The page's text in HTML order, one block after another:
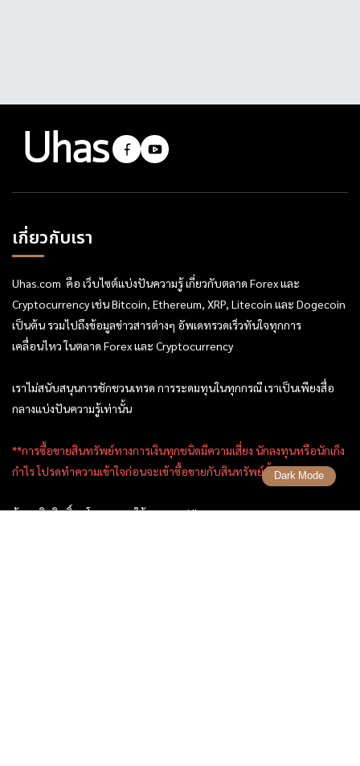
เกี่ยวกับเรา
Uhas.com คือ เว็บไซต์แบ่งปันความรู้ เกี่ยวกับตลาด Forex และ
Cryptocurrency เช่น Bitcoin, Ethereum, XRP, Litecoin และ Dogecoin
เป็นต้น รวมไปถึงข้อมูลข่าวสารต่างๆ อัพเดทรวดเร็วทันใจทุกการ
เคลื่อนไหว ในตลาด Forex และ Cryptocurrency
เราไม่สนับสนุนการชักชวนเทรด การระดมทุนในทุกกรณี เราเป็นเพียงสื่อ
กลางแบ่งปันความรู้เท่านั้น
**การซื้อขายสินทรัพย์ทางการเงินทุกชนิดมีความเสี่ยง นักลงทุนหรือนักเก็ง
กำไร โปรดทำความเข้าใจก่อนจะเข้าซื้อขายกับสินทรัพย์นั้นๆ
ข้อมูลลิขสิทธิ์ , นโยบายการใช้งาน ของ Uhas.com
Dark Mode